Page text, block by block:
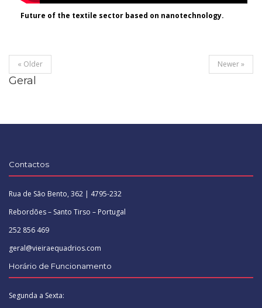
Future of the textile sector based on nanotechnology.
« Older Newer »
Geral
Contactos
Rua de São Bento, 362 | 4795-232
Rebordões – Santo Tirso – Portugal
252 856 469
geral@vieiraequadrios.com
Horário de Funcionamento
Segunda a Sexta: